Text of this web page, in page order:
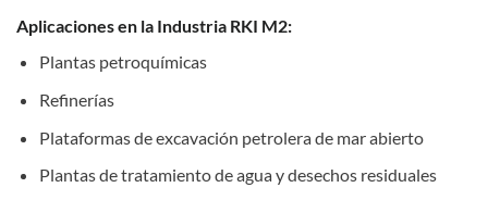
Aplicaciones en la Industria RKI M2:
Plantas petroquímicas
Refinerías
Plataformas de excavación petrolera de mar abierto
Plantas de tratamiento de agua y desechos residuales